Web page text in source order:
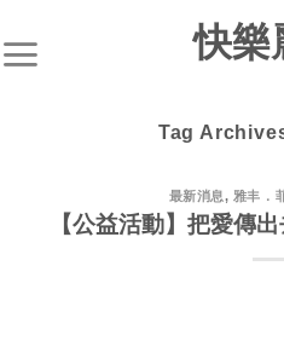
k
快樂
Tag
最新消息, 雅丰．
【公益活動】把愛傳